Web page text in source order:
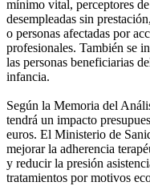
mínimo vital, perceptores
desempleadas sin
o personas afectadas por
profesionales. También se
las personas beneficiarias
infancia.
Según la Memoria del
tendrá un impacto
euros. El Ministerio de
mejorar la adherencia
y reducir la presión
tratamientos por motivos